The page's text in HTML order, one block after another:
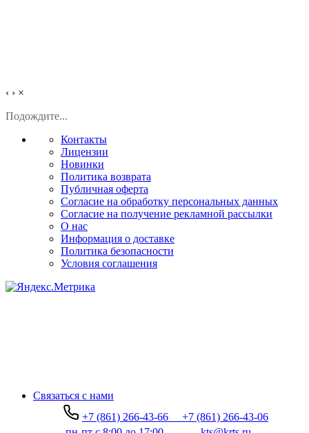
‹ › ×
Подождите...
Контакты
Лицензии
Новинки
Политика возврата
Публичная оферта
Согласие на обработку персональных данных
Согласие на получение рекламной рассылки
О нас
Информация о доставке
Политика безопасности
Условия соглашения
Связаться с нами
+7 (861) 266-43-66
+7 (861) 266-43-06